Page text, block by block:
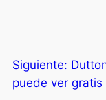
Siguiente:
puede ver